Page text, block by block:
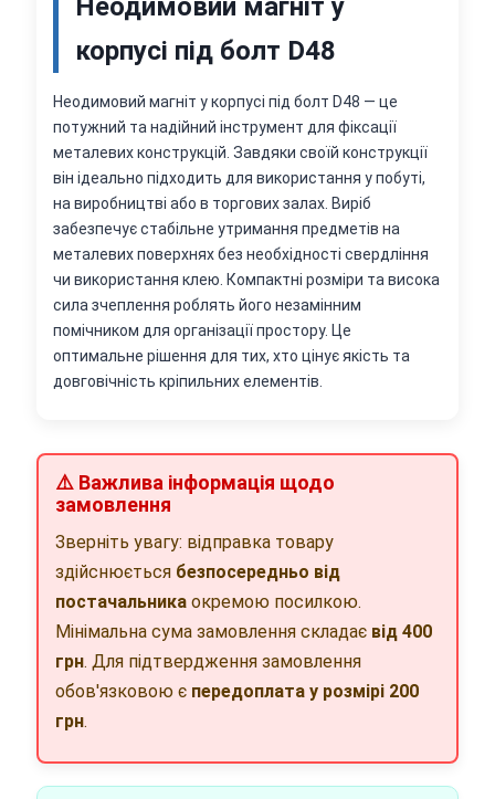
Неодимовий магніт у
корпусі під болт D48
Неодимовий магніт у корпусі під болт D48 — це
потужний та надійний інструмент для фіксації
металевих конструкцій. Завдяки своїй конструкції
він ідеально підходить для використання у побуті,
на виробництві або в торгових залах. Виріб
забезпечує стабільне утримання предметів на
металевих поверхнях без необхідності свердління
чи використання клею. Компактні розміри та висока
сила зчеплення роблять його незамінним
помічником для організації простору. Це
оптимальне рішення для тих, хто цінує якість та
довговічність кріпильних елементів.
⚠️ Важлива інформація щодо
замовлення
Зверніть увагу: відправка товару
здійснюється безпосередньо від
постачальника окремою посилкою.
Мінімальна сума замовлення складає від 400
грн. Для підтвердження замовлення
обов'язковою є передоплата у розмірі 200
грн.